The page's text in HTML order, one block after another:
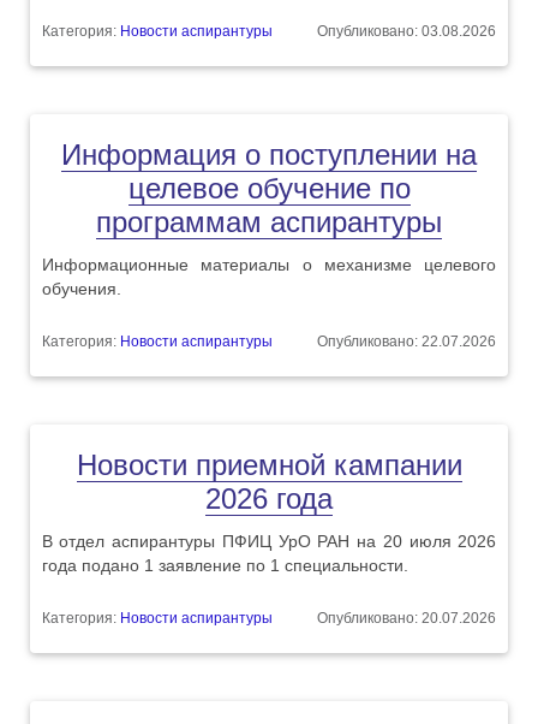
Категория: Новости аспирантуры Опубликовано: 03.08.2026
Информация о поступлении на
целевое обучение по
программам аспирантуры
Информационные материалы о механизме целевого
обучения.
Категория: Новости аспирантуры Опубликовано: 22.07.2026
Новости приемной кампании
2026 года
В отдел аспирантуры ПФИЦ УрО РАН на 20 июля 2026
года подано 1 заявление по 1 специальности.
Категория: Новости аспирантуры Опубликовано: 20.07.2026